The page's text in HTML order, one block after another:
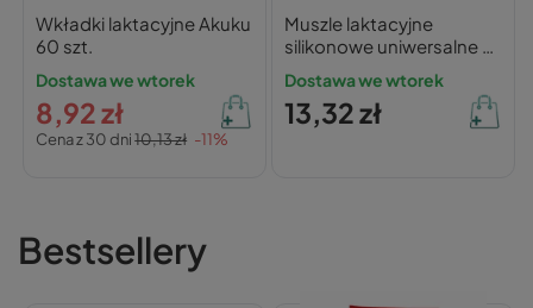
Wkładki laktacyjne Akuku
60 szt.
Dostawa we wtorek
Cena z 30 dni10,13 zł -11%
8,92 zł
Muszle laktacyjne
silikonowe uniwersalne 2
szt. Akuku
Dostawa we wtorek
13,32 zł
Bestsellery